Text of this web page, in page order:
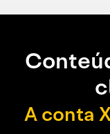
A conta